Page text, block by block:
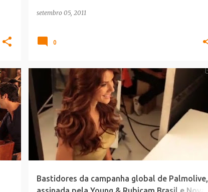
setembro 05, 2011
0
Bastidores da campanha global de Palmolive,
MAKING_OF SAUDE_BELEZA